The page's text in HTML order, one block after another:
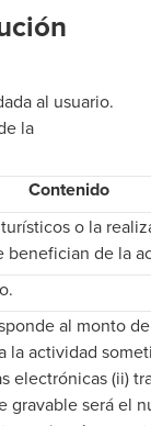
al usuario.
la
Contenido
o la
benefician de la
al monto
la actividad
electrónicas (ii)
gravable será el